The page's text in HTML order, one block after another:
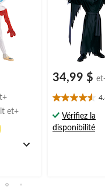
et+prix
partir
34,99 $
4.6
étoile(s)
sur
Vérifiez la
disponibilité